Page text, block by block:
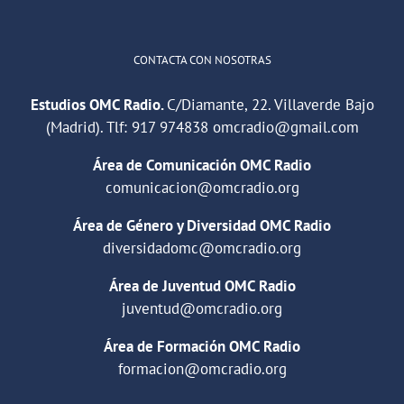
CONTACTA CON NOSOTRAS
Estudios OMC Radio.C/Diamante, 22. Villaverde Bajo
(Madrid). Tlf: 917 974838 omcradio@gmail.com
Área de Comunicación OMC Radio
comunicacion@omcradio.org
Área de Género y Diversidad OMC Radio
diversidadomc@omcradio.org
Área de Juventud OMC Radio
juventud@omcradio.org
Área de Formación OMC Radio
formacion@omcradio.org